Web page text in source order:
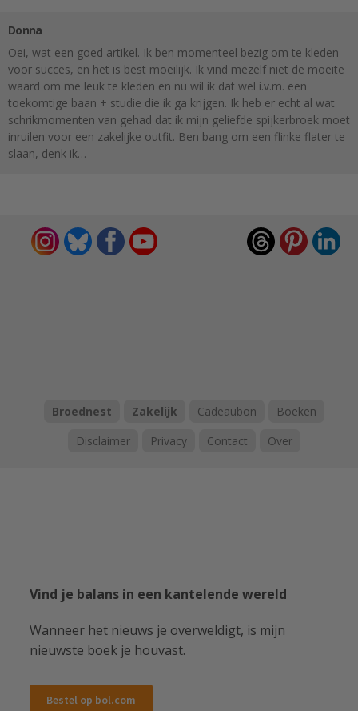
Donna
Oei, wat een goed artikel. Ik ben momenteel bezig om te kleden
voor succes, en het is best moeilijk. Ik vind mezelf niet de moeite
waard om me leuk te kleden en nu wil ik dat wel i.v.m. een
toekomtige baan + studie die ik ga krijgen. Ik heb er echt al wat
schrikmomenten van gehad dat ik mijn geliefde spijkerbroek moet
inruilen voor een zakelijke outfit. Ben bang om een flinke flater te
slaan, denk ik…
Broednest Zakelijk Cadeaubon
Boeken
Disclaimer
Privacy Contact Over
Vind je balans in een kantelende wereld
Wanneer het nieuws je overweldigt, is mijn
nieuwste boek je houvast.
Bestel op bol.com